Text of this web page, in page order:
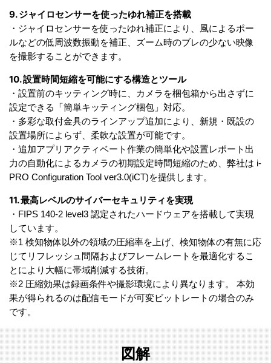
9. ジャイロセンサーを使ったゆれ補正を搭載
・ジャイロセンサーを使ったゆれ補正により、風によるポー
ルなどの低周波数振動を補正、ズーム時のブレの少ない映像
を撮影することができます。
10. 設置時間短縮を可能にする構造とツール
・設置前のキッティング時に、カメラを梱包箱から出さずに
設定できる「簡単キッティング梱包」対応。
・多彩な取付金具のラインアップ追加により、新規・既設の
設置場所によらず、柔軟な設置が可能です。
・追加アプリアクティベート作業の簡単化や設置レポート出
力の自動化によるカメラの初期設定時間短縮のため、弊社は i-
PRO Configuration Tool ver3.0(iCT)を提供します。
11. 最高レベルのサイバーセキュリティを実現
・FIPS 140-2 level3 認定されたハードウェアを搭載して実現
しています。
※1 検知物体以外の領域の圧縮率を上げ、検知物体の有無に応
じてリフレッシュ間隔およびフレームレートを最適化するこ
とにより大幅に帯域削減する技術。
※2 圧縮効果は録画条件や撮影環境により異なります。 本効
果が得られるのは配信モードが可変ビットレートの場合のみ
です。
図解